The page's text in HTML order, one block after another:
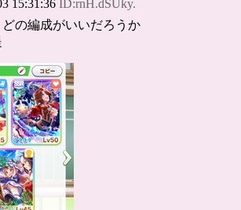
15:31:36 ID:rnH.dSUky.
の編成がいいだろうか